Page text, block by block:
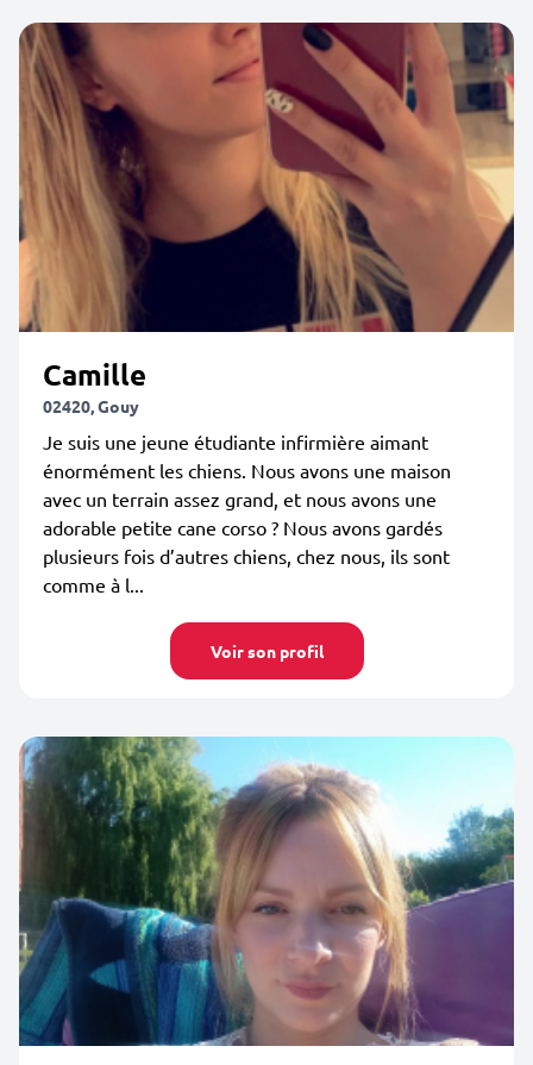
Camille
02420, Gouy
Je suis une jeune étudiante infirmière aimant
énormément les chiens. Nous avons une maison
avec un terrain assez grand, et nous avons une
adorable petite cane corso ? Nous avons gardés
plusieurs fois d’autres chiens, chez nous, ils sont
comme à l...
Voir son profil